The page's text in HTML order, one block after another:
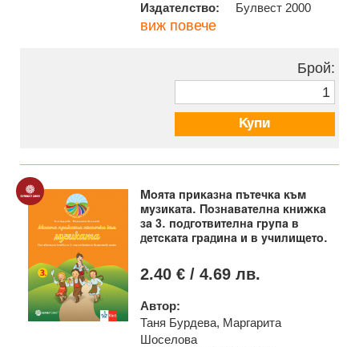
Издателство:
Булвест 2000
виж повече
Брой:
Купи
Моята приказна пътечка към
музиката. Познавателна книжка
за 3. подготвителна група в
детската градина и в училището.
2.40 € / 4.69 лв.
Автор:
Таня Бурдева, Маргарита
Шоселова